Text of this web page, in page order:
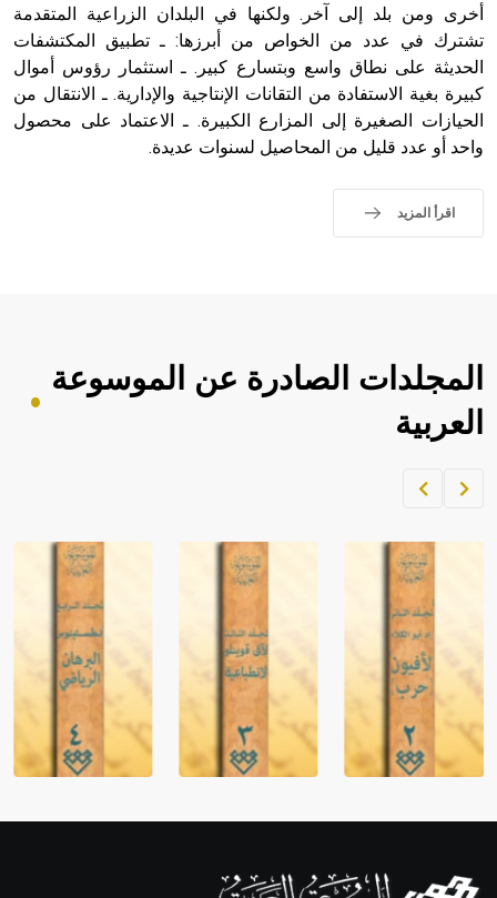
أخرى ومن بلد إلى آخر. ولكنها في البلدان الزراعية المتقدمة
تشترك في عدد من الخواص من أبرزها: ـ تطبيق المكتشفات
الحديثة على نطاق واسع وبتسارع كبير. ـ استثمار رؤوس أموال
كبيرة بغية الاستفادة من التقانات الإنتاجية والإدارية. ـ الانتقال من
الحيازات الصغيرة إلى المزارع الكبيرة. ـ الاعتماد على محصول
واحد أو عدد قليل من المحاصيل لسنوات عديدة.
اقرأ المزيد
المجلدات الصادرة عن الموسوعة
العربية